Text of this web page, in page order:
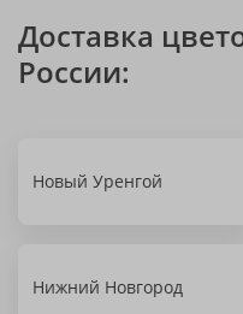
Доставка
России:
Новый Уренгой
Нижний Новгород